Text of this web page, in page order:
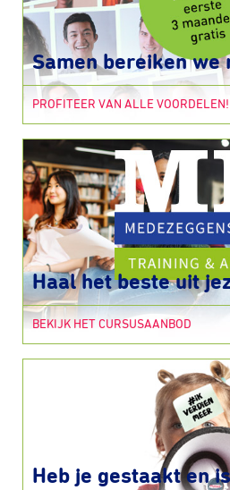
Samen bereiken we
PROFITEER VAN ALLE VOORDELEN!
Haal het beste uit
BEKIJK HET CURSUSAANBOD
Heb je gestaakt en